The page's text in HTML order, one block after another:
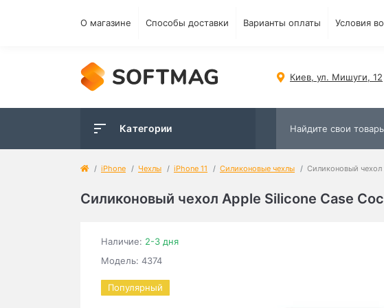
О магазине Способы доставки Варианты оплаты Условия
Киев, ул. Мишуги, 12
Категории
iPhone Чехлы iPhone 11 Силиконовые чехлы Силиконовый чехол
Силиконовый чехол Apple Silicone Case
Наличие: 2-3 дня
Модель: 4374
Популярный